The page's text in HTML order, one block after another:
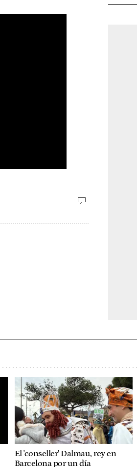
El 'conseller' Dalmau, rey en
Barcelona por un día